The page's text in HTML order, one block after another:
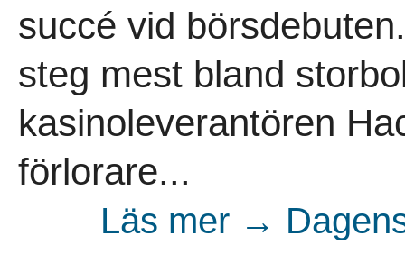
succé vid
steg mest bland
kasinoleverantören
förlorare...
Läs mer →